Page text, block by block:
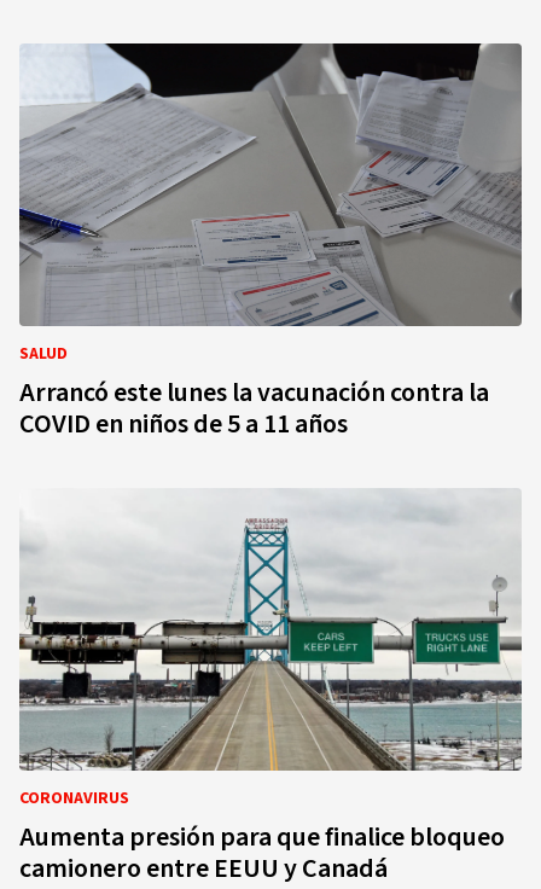
SALUD
Arrancó este lunes la vacunación contra la
COVID en niños de 5 a 11 años
CORONAVIRUS
Aumenta presión para que finalice bloqueo
camionero entre EEUU y Canadá